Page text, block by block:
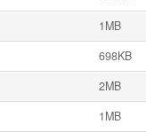
1MB
698KB
2MB
1MB